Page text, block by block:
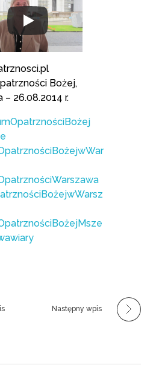
Bożej,
26.08.2014 r.
Następny wpis